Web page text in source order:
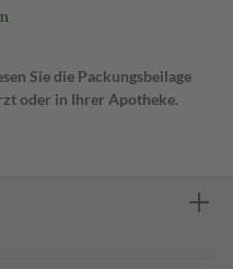
Sie die Packungsbeilage
oder in Ihrer Apotheke.